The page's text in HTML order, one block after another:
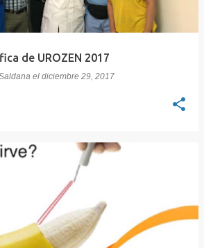
de UROZEN 2017
el diciembre 29, 2017